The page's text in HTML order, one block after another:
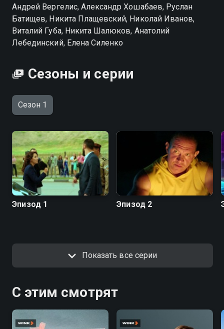
Андрей Вергелис, Александр Хошабаев, Руслан
Батищев, Никита Плащевский, Николай Иванов,
Виталий Губа, Никита Шалюков, Анатолий
Лебединский, Елена Силенко
Сезоны и серии
Сезон 1
Эпизод 1 Эпизод 2
Показать все серии
С этим смотрят